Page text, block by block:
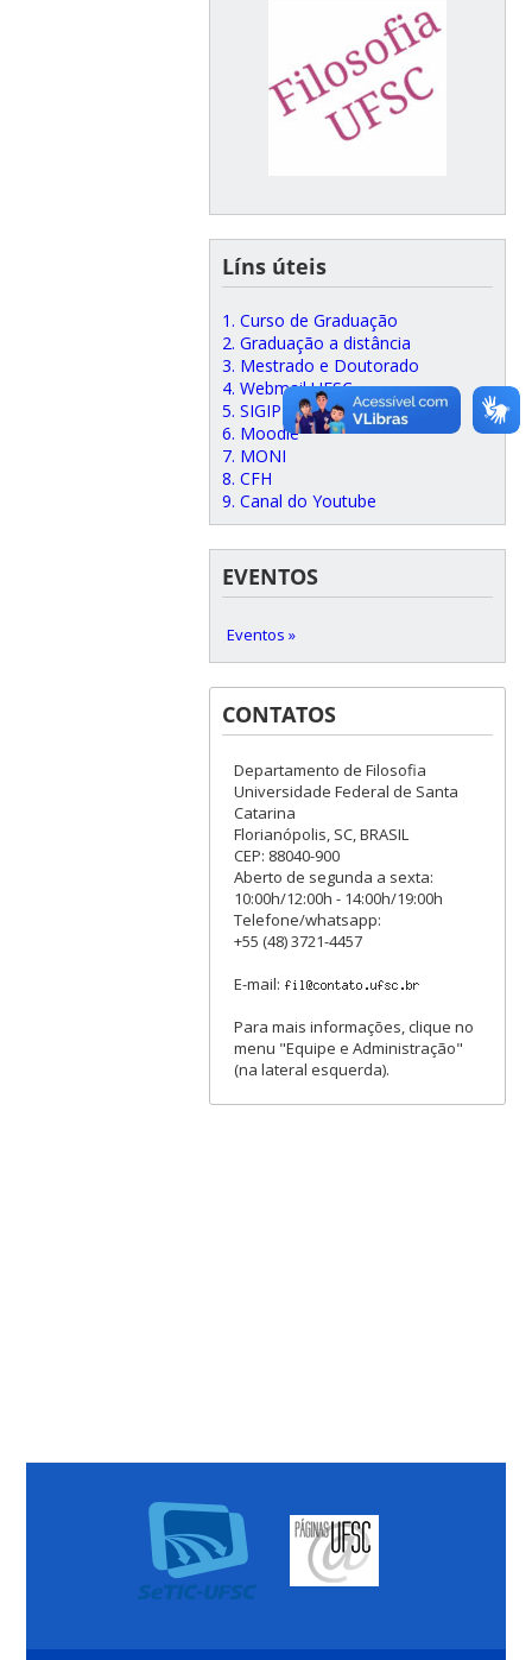
Líns úteis
1. Curso de Graduação
2. Graduação a distância
3. Mestrado e Doutorado
4. Webmail UFSC
5. SIGIPEX
6. Moodle
7. MONI
8. CFH
9. Canal do Youtube
EVENTOS
Eventos »
CONTATOS
Departamento de Filosofia
Universidade Federal de Santa
Catarina
Florianópolis, SC, BRASIL
CEP: 88040-900
Aberto de segunda a sexta:
10:00h/12:00h - 14:00h/19:00h
Telefone/whatsapp:
+55 (48) 3721-4457
E-mail:
Para mais informações, clique no
menu "Equipe e Administração"
(na lateral esquerda).